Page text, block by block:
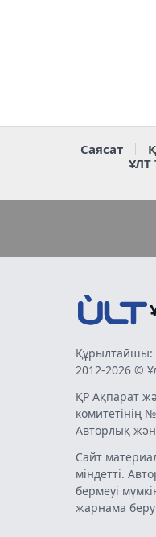
Саясат
ҰЛТ
Құрылтайшы:
2012-2026 ©
ҚР Ақпарат
комитетінің
Авторлық
Сайт
міндетті.
бермеуі
жарнама